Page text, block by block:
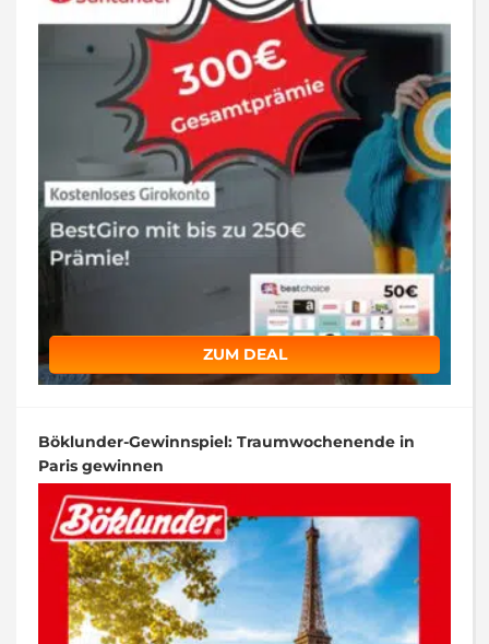
ZUM DEAL
Böklunder-Gewinnspiel: Traumwochenende in
Paris gewinnen